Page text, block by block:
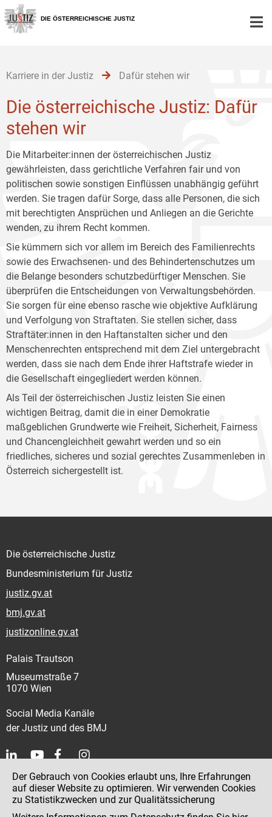
Zur
Hauptnavigation
[1]
Zum
Inhalt
[2]
Zum
Untermenü
[3]
DIE ÖSTERREICHISCHE JUSTIZ
Karriere in der Justiz Dafür stehen wir
Die österreichische Justiz: Dafür
stehen wir
Die Mitarbeiter:innen der österreichischen Justiz
gewährleisten, dass gerichtliche Verfahren fair und von
politischen sowie sonstigen Einflüssen unabhängig geführt
werden. Sie tragen dafür Sorge, dass alle Personen, die sich
mit berechtigten Ansprüchen und Anliegen an die Gerichte
wenden, zu ihrem Recht kommen.
Sie kümmern sich vor allem im Bereich des Familienrechts
sowie des Erwachsenen- und des Behindertenschutzes um
die Belange besonders schutzbedürftiger Menschen. Sie
überprüfen die Entscheidungen von Verwaltungsbehörden.
Sie sorgen für eine ebenso rasche wie objektive Aufklärung
und Verfolgung von Straftaten. Sie stellen sicher, dass
Straftäter:innen in den Haftanstalten sicher und den
Menschenrechten entsprechend mit dem Ziel untergebracht
werden, dass sie nach dem Ende ihrer Haftstrafe wieder in
die Gesellschaft eingegliedert werden können.
Als Teil der österreichischen Justiz leisten Sie einen
wichtigen Beitrag, damit die in einer Demokratie
maßgeblichen Grundwerte wie Freiheit, Sicherheit, Fairness
und Chancengleichheit gewahrt werden und so ein
friedliches, sicheres und sozial gerechtes Zusammenleben in
Österreich sichergestellt ist.
Die österreichische Justiz
Bundesministerium für Justiz
justiz.gv.at
bmj.gv.at
justizonline.gv.at
Palais Trautson
Museumstraße 7
1070 Wien
Social Media Kanäle
der Justiz und des BMJ
Kontakt
Impressum
Der Gebrauch von Cookies erlaubt uns, Ihre Erfahrungen
auf dieser Website zu optimieren. Wir verwenden Cookies
zu Statistikzwecken und zur Qualitätssicherung